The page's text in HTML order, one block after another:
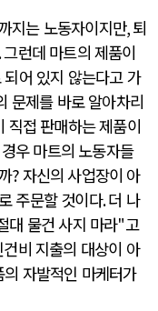
지는 노동자이지만,퇴
그런데 마트의 제품이
어 있지 않는다고 가
문제를 바로 알아차리
직접 판매하는 제품이
우 마트의 노동자들
?자신의 사업장이 아
주문할 것이다.더 나
대 물건 사지 마라"고
비 지출의 대상이 아
자발적인 마케터가